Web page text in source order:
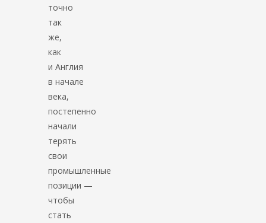
точно
так
же,
как
и Англия
в начале
века,
постепенно
начали
терять
свои
промышленные
позиции —
чтобы
стать